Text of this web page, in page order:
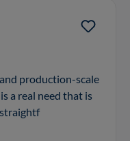
production-scale
a real need that is